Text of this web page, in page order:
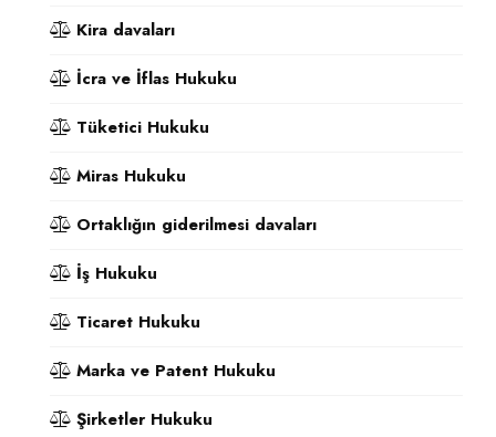
Kira davaları
İcra ve İflas Hukuku
Tüketici Hukuku
Miras Hukuku
Ortaklığın giderilmesi davaları
İş Hukuku
Ticaret Hukuku
Marka ve Patent Hukuku
Şirketler Hukuku